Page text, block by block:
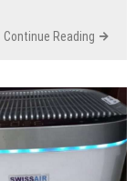
Continue Reading